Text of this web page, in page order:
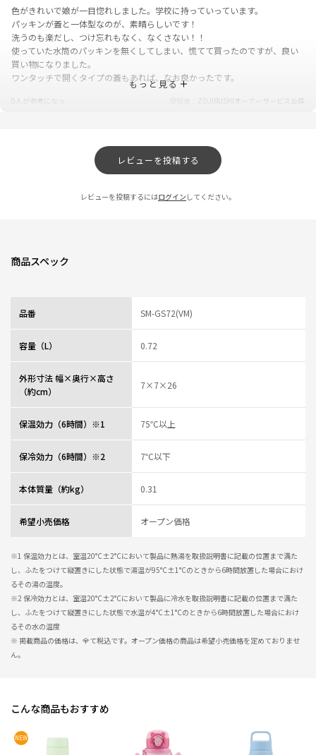
色がきれいで娘が一目惚れしました。学校に持っていっています。
パッキンが蓋と一体型なのが、素晴らしいです！
洗うのも楽だし、つけ忘れもなく、なくさない！！
使っていた水筒のパッキンを無くしてしまい、慌てて買ったのですが、良い
買い物になりました。
ワンタッチで開くタイプの蓋もあれば、なお良かったです。
0人が参考になっ
ZOJIRUSHIオーナーサービス会員
もっと見る
レビューを投稿する
レビューを投稿するにはログイン してください。
商品スペック
品番 SM-GS72(VM)
容量（L） 0.72
外形寸法 幅×奥行×高さ
（約cm）
7×7×26
保温効力（6時間）※1 75℃以上
保冷効力（6時間）※2 7℃以下
本体質量（約kg） 0.31
希望小売価格 オープン価格
※1 保温効力とは、室温20°C±2°Cにおいて製品に熱湯を取扱説明書に記載の位置まで満た
し、ふたをつけて縦置きにした状態で湯温が95°C±1°Cのときから6時間放置した場合におけ
るその湯の温度。
※2 保冷効力とは、室温20°C±2°Cにおいて製品に冷水を取扱説明書に記載の位置まで満た
し、ふたをつけて縦置きにした状態で水温が4°C±1°Cのときから6時間放置した場合におけ
るその水の温度
※ 掲載商品の価格は、全て税込です。オープン価格の商品は希望小売価格を定めておりませ
ん。
こんな商品もおすすめ
NEW